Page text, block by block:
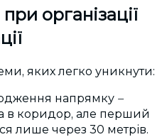
організації
яких легко уникнути:
напрямку –
в коридор, але перший
лише через 30 метрів.